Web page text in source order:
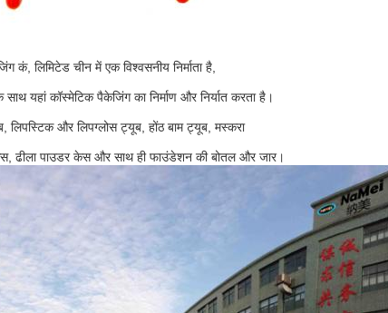
कं, लिमिटेड चीन में एक विश्वसनीय निर्माता है,
यहां कॉस्मेटिक पैकेजिंग का निर्माण और निर्यात करता है।
लिपस्टिक और लिपग्लोस ट्यूब, होंठ बाम ट्यूब, मस्करा
ढीला पाउडर केस और साथ ही फाउंडेशन की बोतल और जार।